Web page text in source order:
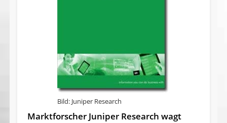
Bild: Juniper Research
Marktforscher Juniper Research wagt